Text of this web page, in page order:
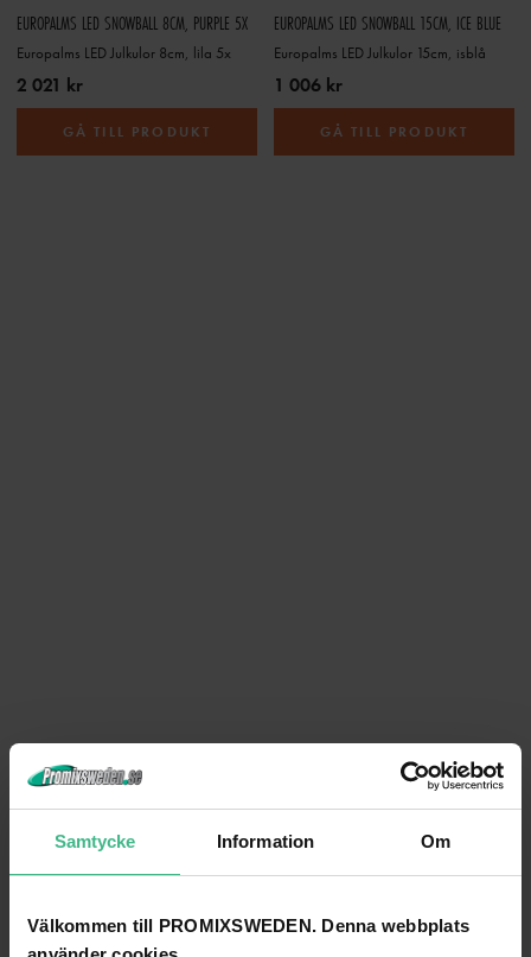
Samtycke Information Om
Välkommen till PROMIXSWEDEN. Denna webbplats
EUROPALMS LED SNOWBALL 8CM, PURPLE 5X
Europalms LED Julkulor 8cm, lila 5x
2 021 kr
GÅ TILL PRODUKT
EUROPALMS LED SNOWBALL 15CM, ICE BLUE
Europalms LED Julkulor 15cm, isblå
1 006 kr
GÅ TILL PRODUKT